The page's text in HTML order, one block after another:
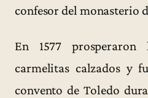
confesor del monasterio
En 1577
carmelitas calzados y
convento de Toledo